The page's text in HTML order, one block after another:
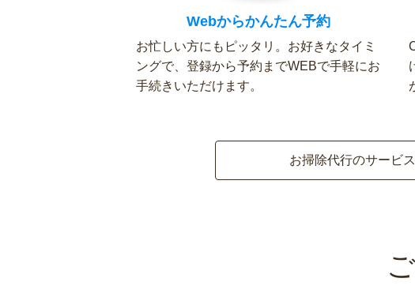
Webからかんたん予約
お忙しい方にもピッタリ。お好きなタイミ
ングで、登録から予約までWEBで手軽にお
手続きいただけます。
お掃除代行のサービ